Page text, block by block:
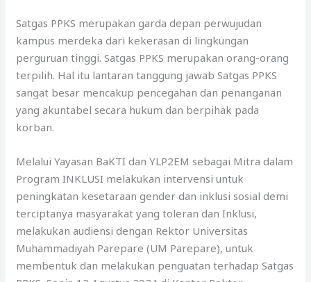
Satgas PPKS merupakan garda depan perwujudan
kampus merdeka dari kekerasan di lingkungan
perguruan tinggi. Satgas PPKS merupakan orang-orang
terpilih. Hal itu lantaran tanggung jawab Satgas PPKS
sangat besar mencakup pencegahan dan penanganan
yang akuntabel secara hukum dan berpihak pada
korban.
Melalui Yayasan BaKTI dan YLP2EM sebagai Mitra dalam
Program INKLUSI melakukan intervensi untuk
peningkatan kesetaraan gender dan inklusi sosial demi
terciptanya masyarakat yang toleran dan Inklusi,
melakukan audiensi dengan Rektor Universitas
Muhammadiyah Parepare (UM Parepare), untuk
membentuk dan melakukan penguatan terhadap Satgas